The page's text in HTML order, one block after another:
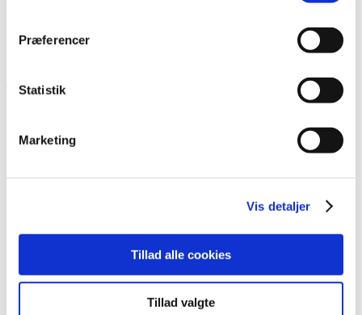
Præferencer
Statistik
Marketing
Vis detaljer
Tillad alle cookies
Tillad valgte
Varer tagged “Rubber”
LL Rubber 1 15ml
LL Rubber 15ml.